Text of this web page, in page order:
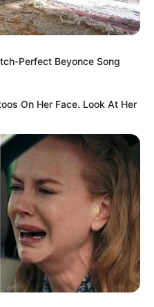
Perfect Beyonce Song
On Her Face. Look At Her